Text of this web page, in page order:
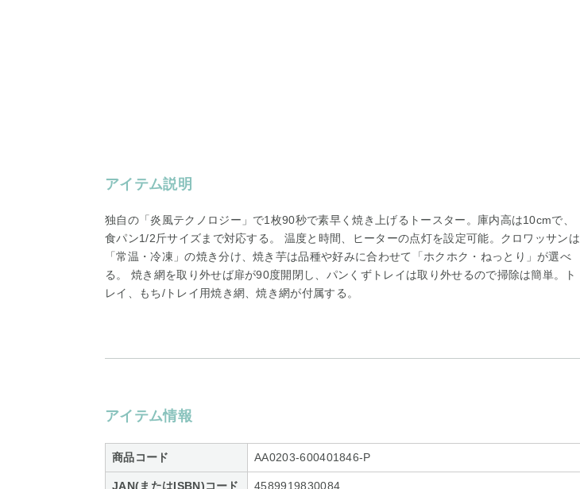
アイテム説明
独自の「炎風テクノロジー」で1枚90秒で素早く焼き上げるトースター。庫内高は10cmで、
食パン1/2斤サイズまで対応する。 温度と時間、ヒーターの点灯を設定可能。クロワッサンは
「常温・冷凍」の焼き分け、焼き芋は品種や好みに合わせて「ホクホク・ねっとり」が選べ
る。 焼き網を取り外せば扉が90度開閉し、パンくずトレイは取り外せるので掃除は簡単。ト
レイ、もち/トレイ用焼き網、焼き網が付属する。
アイテム情報
商品コード AA0203-600401846-P
JAN(またはISBN)コード 4589919830084